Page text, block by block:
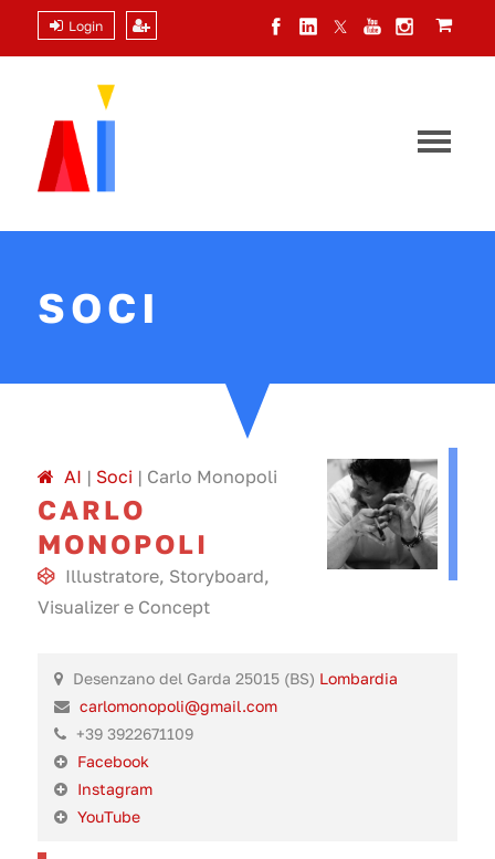
Login
SOCI
AI | Soci | Carlo Monopoli
CARLO
MONOPOLI
Illustratore, Storyboard,
Visualizer e Concept
Desenzano del Garda 25015 (BS) Lombardia
carlomonopoli@gmail.com
+39 3922671109
Facebook
Instagram
YouTube